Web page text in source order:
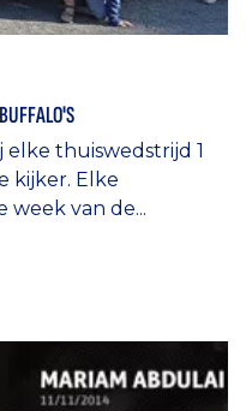
thuiswedstrijd 1
kijker. Elke
van de...